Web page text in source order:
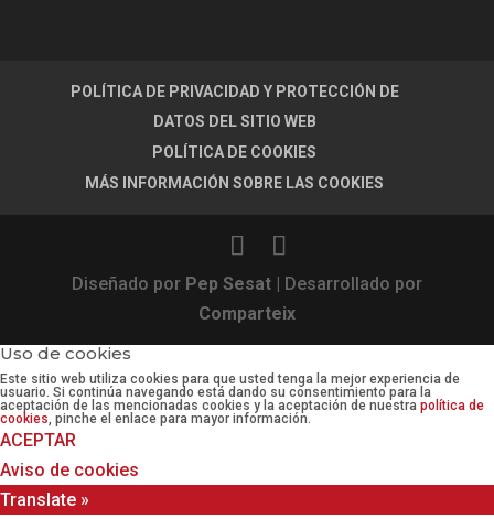
POLÍTICA DE PRIVACIDAD Y PROTECCIÓN DE
DATOS DEL SITIO WEB
POLÍTICA DE COOKIES
MÁS INFORMACIÓN SOBRE LAS COOKIES
Diseñado por Pep Sesat| Desarrollado por
Comparteix
Uso de cookies
Este sitio web utiliza cookies para que usted tenga la mejor experiencia de
usuario. Si continúa navegando está dando su consentimiento para la
aceptación de las mencionadas cookies y la aceptación de nuestra política de
cookies , pinche el enlace para mayor información.
ACEPTAR
Aviso de cookies
Translate »